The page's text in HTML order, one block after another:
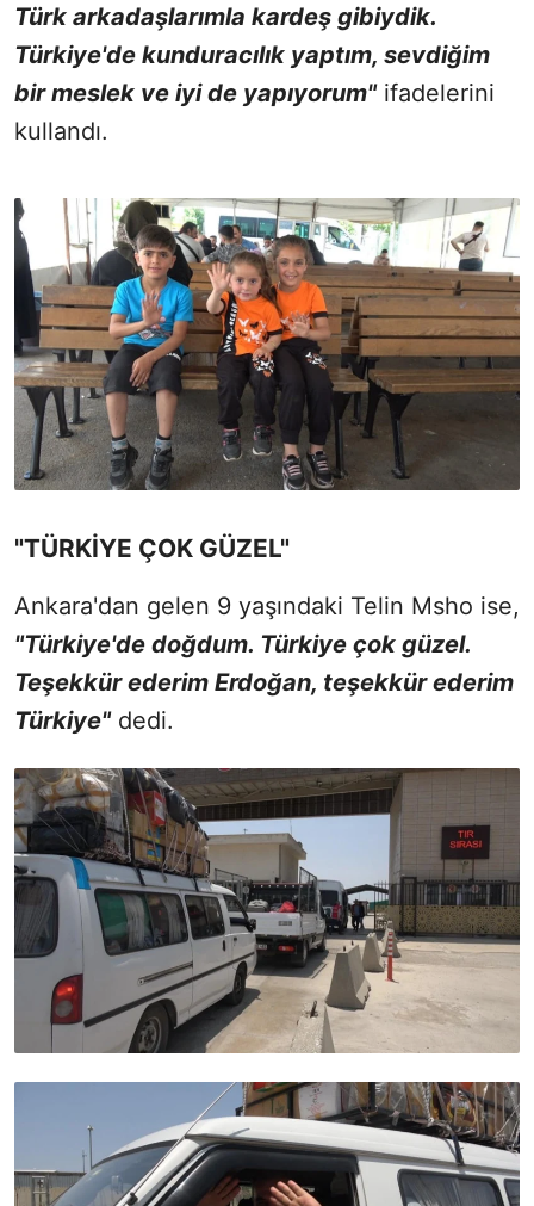
Türk arkadaşlarımla kardeş gibiydik.
Türkiye'de kunduracılık yaptım, sevdiğim
bir meslek ve iyi de yapıyorum"ifadelerini
kullandı.
"TÜRKİYE ÇOK GÜZEL"
Ankara'dan gelen 9 yaşındaki Telin Msho ise,
"Türkiye'de doğdum. Türkiye çok güzel.
Teşekkür ederim Erdoğan, teşekkür ederim
Türkiye"dedi.